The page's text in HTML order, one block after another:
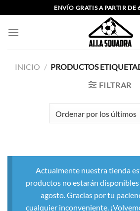
al
contenido
ENVÍO GRATIS A PARTIR DE
INICIO / PRODUCTOS
FILTRAR
Actualmente nuestra tienda
productos no estarán
agosto. Gracias por tu
cualquier inconveniente.